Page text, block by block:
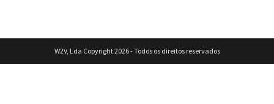
W2V, Lda Copyright 2026 - Todos os direitos reservados